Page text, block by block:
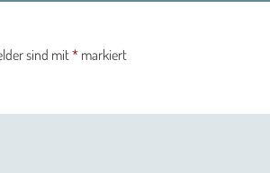
sind mit* markiert